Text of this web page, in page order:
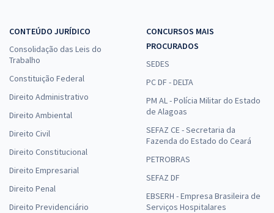
CONTEÚDO JURÍDICO
Consolidação das Leis do
Trabalho
Constituição Federal
Direito Administrativo
Direito Ambiental
Direito Civil
Direito Constitucional
Direito Empresarial
Direito Penal
Direito Previdenciário
CONCURSOS MAIS
PROCURADOS
SEDES
PC DF - DELTA
PM AL - Polícia Militar do Estado
de Alagoas
SEFAZ CE - Secretaria da
Fazenda do Estado do Ceará
PETROBRAS
SEFAZ DF
EBSERH - Empresa Brasileira de
Serviços Hospitalares